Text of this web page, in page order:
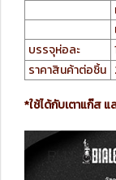
บรรจุห่อละ
ราคาสินค้าต่อชิ้น
*ใช้ได้กับเตาแก๊ส แ